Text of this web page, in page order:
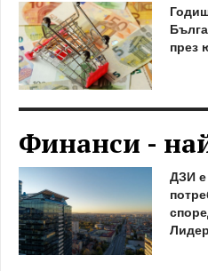
през
Финанси -
ДЗИ